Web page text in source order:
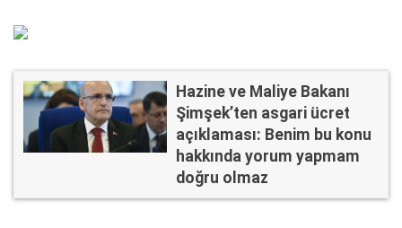
Hazine ve Maliye Bakanı
Şimşek’ten asgari ücret
açıklaması: Benim bu konu
hakkında yorum yapmam
doğru olmaz